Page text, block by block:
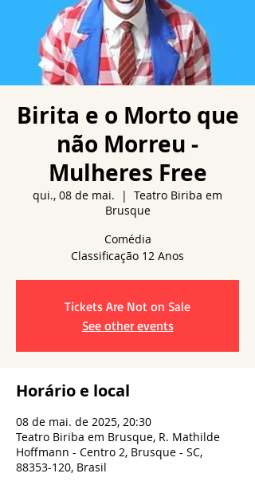
Birita e o Morto que
não Morreu -
Mulheres Free
qui., 08 de mai.
  |
Teatro Biriba em
Brusque
Comédia
Tickets Are Not on Sale
See other events
Horário e local
08 de mai. de 2025, 20:30
Teatro Biriba em Brusque, R. Mathilde
Hoffmann - Centro 2, Brusque - SC,
88353-120, Brasil